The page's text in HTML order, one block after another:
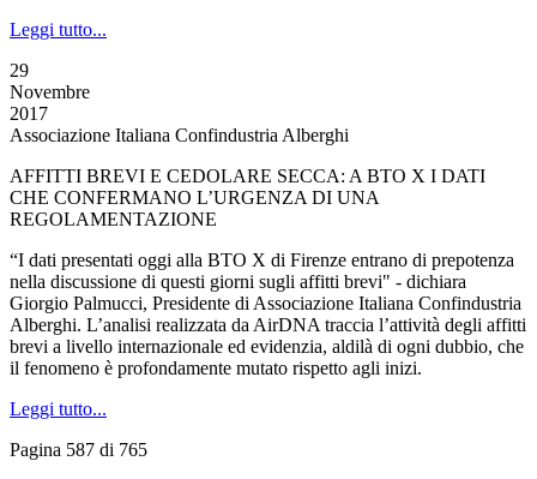
Leggi tutto...
29
Novembre
2017
Associazione Italiana Confindustria Alberghi
AFFITTI BREVI E CEDOLARE SECCA: A BTO X I DATI
CHE CONFERMANO L’URGENZA DI UNA
REGOLAMENTAZIONE
“I dati presentati oggi alla BTO X di Firenze entrano di prepotenza
nella discussione di questi giorni sugli affitti brevi" - dichiara
Giorgio Palmucci, Presidente di Associazione Italiana Confindustria
Alberghi. L’analisi realizzata da AirDNA traccia l’attività degli affitti
brevi a livello internazionale ed evidenzia, aldilà di ogni dubbio, che
il fenomeno è profondamente mutato rispetto agli inizi.
Leggi tutto...
Pagina 587 di 765